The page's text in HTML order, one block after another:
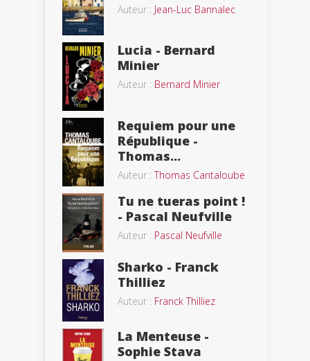
Auteur : Jean-Luc Bannalec
Lucia - Bernard
Minier
Auteur : Bernard Minier
Requiem pour une
République -
Thomas...
Auteur :Thomas Cantaloube
Tu ne tueras point !
- Pascal Neufville
Auteur : Pascal Neufville
Sharko - Franck
Thilliez
Auteur : Franck Thilliez
La Menteuse -
Sophie Stava